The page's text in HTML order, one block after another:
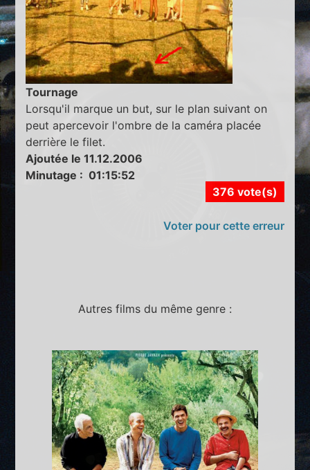
Tournage
Lorsqu'il marque un but, sur le plan suivant on
peut apercevoir l'ombre de la caméra placée
derrière le filet.
Ajoutée le 11.12.2006
Minutage : 01:15:52
376 vote(s)
Voter pour cette erreur
Autres films du même genre :